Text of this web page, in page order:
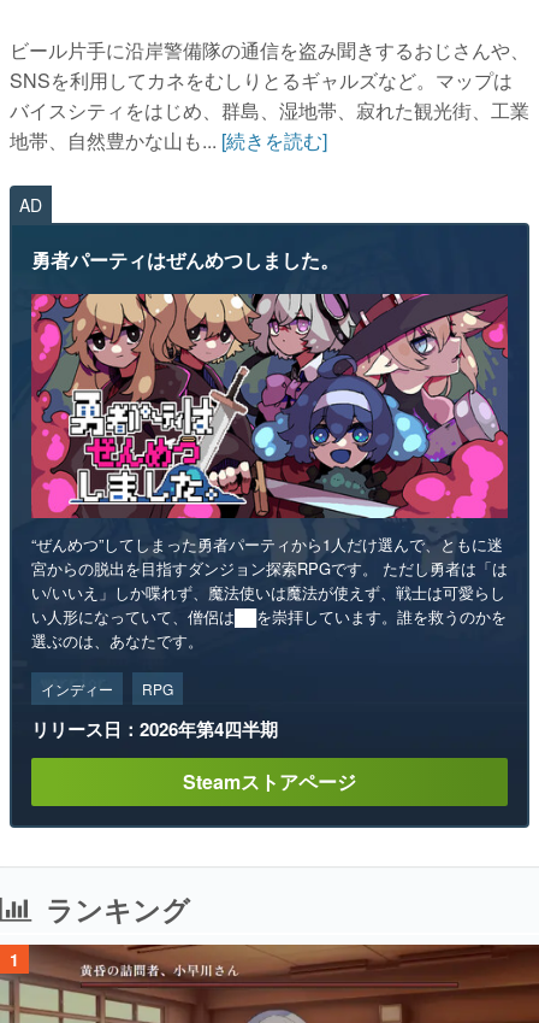
ビール片手に沿岸警備隊の通信を盗み聞きするおじさんや、
SNSを利用してカネをむしりとるギャルズなど。マップは
バイスシティをはじめ、群島、湿地帯、寂れた観光街、工業
地帯、自然豊かな山も... [続きを読む]
AD
勇者パーティはぜんめつしました。
“ぜんめつ”してしまった勇者パーティから1人だけ選んで、ともに迷
宮からの脱出を目指すダンジョン探索RPGです。 ただし勇者は「は
い/いいえ」しか喋れず、魔法使いは魔法が使えず、戦士は可愛らし
い人形になっていて、僧侶は██を崇拝しています。誰を救うのかを
選ぶのは、あなたです。
インディー RPG
リリース日：2026年第4四半期
Steamストアページ
ランキング
1